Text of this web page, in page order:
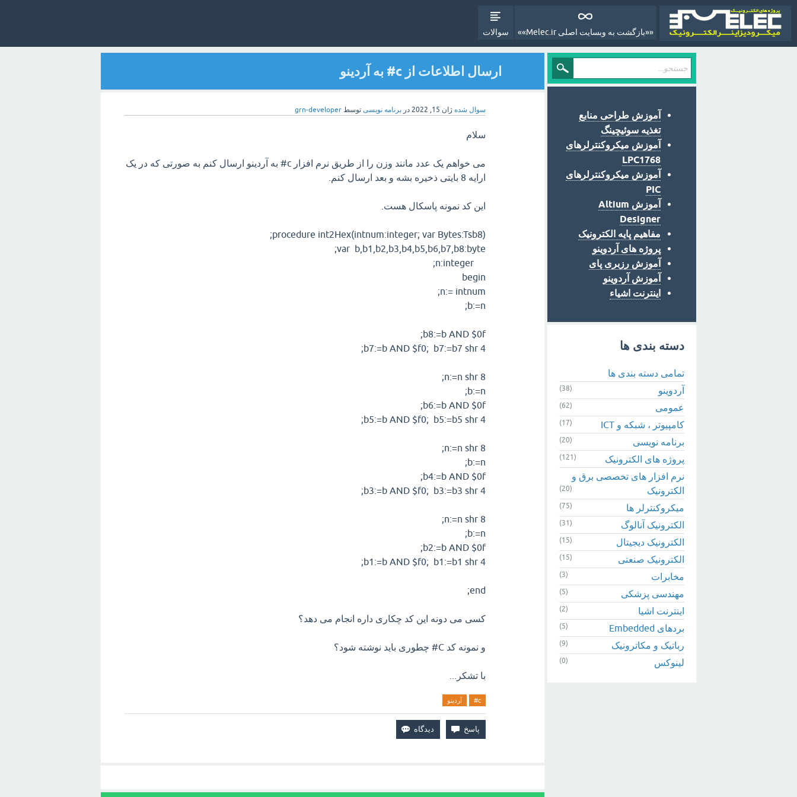
سوالات ««بازگشت به وبسایت اصلی Melec.ir»»
ارسال اطلاعات از c# به آردینو
سوال شده ژان 15, 2022 دربرنامه نویسی توسطgrn-developer
سلام
می خواهم یک عدد مانند وزن را از طریق نرم افزار c# به آردینو ارسال کنم به صورتی که در یک
ارایه 8 بایتی ذخیره بشه و بعد ارسال کنم.
این کد نمونه پاسکال هست.
procedure int2Hex(intnum:integer; var Bytes:Tsb8);
var b,b1,b2,b3,b4,b5,b6,b7,b8:byte;
n:integer;
begin
n:= intnum;
b:=n;
b8:=b AND $0f;
b7:=b AND $f0; b7:=b7 shr 4;
n:=n shr 8;
b:=n;
b6:=b AND $0f;
b5:=b AND $f0; b5:=b5 shr 4;
n:=n shr 8;
b:=n;
b4:=b AND $0f;
b3:=b AND $f0; b3:=b3 shr 4;
n:=n shr 8;
b:=n;
b2:=b AND $0f;
b1:=b AND $f0; b1:=b1 shr 4;
end;
کسی می دونه این کد چکاری داره انجام می دهد؟
و نمونه کد C# چطوری باید نوشته شود؟
با تشکر...
c# آردینو
آموزش طراحی منابع
تغذیه سوئیچینگ
آموزش میکروکنترلرهای
LPC1768
آموزش میکروکنترلرهای
PIC
آموزش Altium
Designer
مفاهیم پایه الکترونیک
پروژه های آردوینو
آموزش رزبری پای
آموزش آردوینو
اینترنت اشیاء
دسته بندی ها
تمامی دسته بندی ها
آردوینو
(38)
عمومی (62)
کامپیوتر ، شبکه و ICT (17)
برنامه نویسی (20)
پروژه های الکترونیک (121)
نرم افزار های تخصصی برق و
الکترونیک
(20)
میکروکنترلر ها (75)
الکترونیک آنالوگ (31)
الکترونیک دیجیتال (15)
الکترونیک صنعتی (15)
مخابرات (3)
مهندسی پزشکی (5)
اینترنت اشیا (2)
بردهای Embedded (5)
رباتیک و مکاترونیک (9)
لینوکس (0)